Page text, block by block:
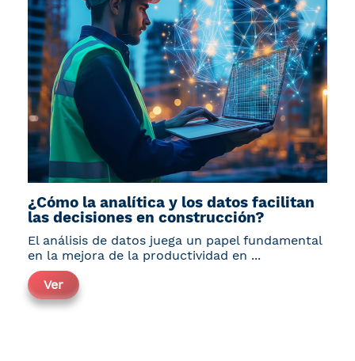
¿Cómo la analítica y los datos facilitan
las decisiones en construcción?
El análisis de datos juega un papel fundamental
en la mejora de la productividad en ...
Ver